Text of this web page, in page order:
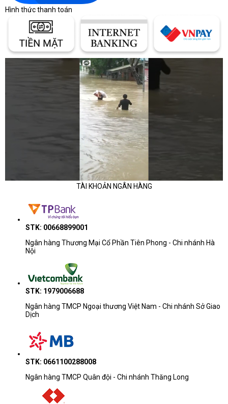
Hình thức thanh toán
TÀI KHOẢN NGÂN HÀNG
STK: 00668899001
Ngân hàng Thương Mại Cổ Phần Tiên Phong - Chi nhánh Hà
Nội
STK: 1979006688
Ngân hàng TMCP Ngoại thương Việt Nam - Chi nhánh Sở Giao
Dịch
STK: 0661100288008
Ngân hàng TMCP Quân đội - Chi nhánh Thăng Long